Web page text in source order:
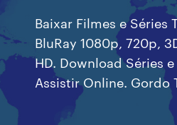
Baixar Filmes e Séries
BluRay 1080p, 720p,
HD. Download Séries
Assistir Online. Gordo